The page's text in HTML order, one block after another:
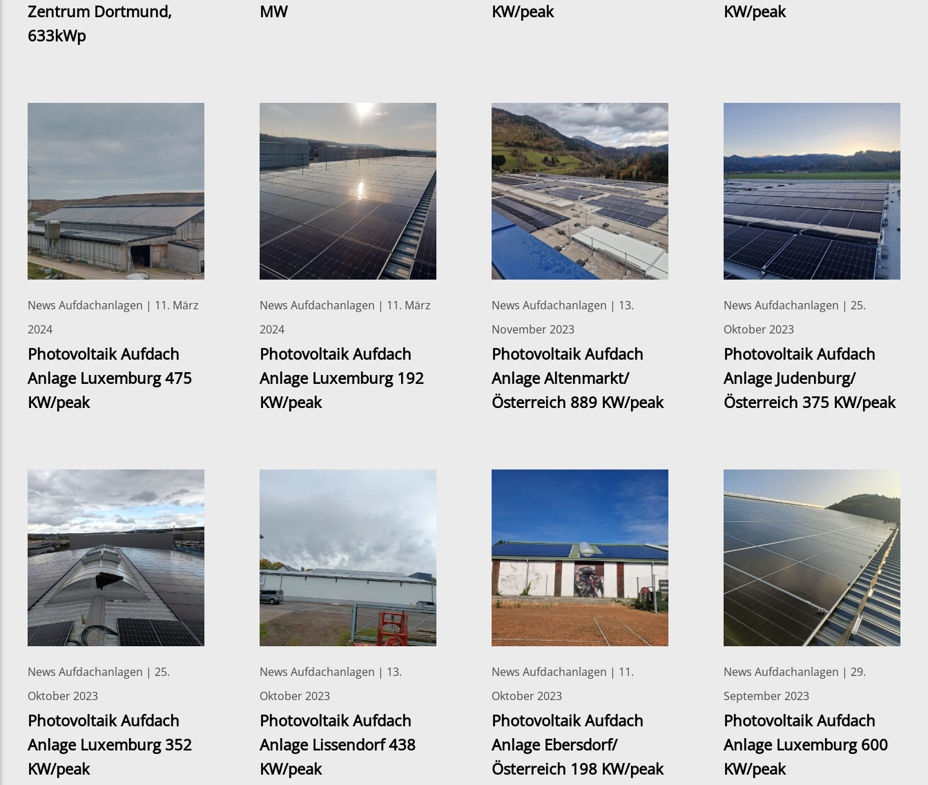
Zentrum Dortmund,
633kWp
MW
KW/peak
KW/peak
News Aufdachanlagen | 11. März
2024
Photovoltaik Aufdach
Anlage Luxemburg 475
KW/peak
News Aufdachanlagen | 11. März
2024
Photovoltaik Aufdach
Anlage Luxemburg 192
KW/peak
News Aufdachanlagen | 13.
November 2023
Photovoltaik Aufdach
Anlage Altenmarkt/
Österreich 889 KW/peak
News Aufdachanlagen | 25.
Oktober 2023
Photovoltaik Aufdach
Anlage Judenburg/
Österreich 375 KW/peak
News Aufdachanlagen | 25.
Oktober 2023
Photovoltaik Aufdach
Anlage Luxemburg 352
KW/peak
News Aufdachanlagen | 13.
Oktober 2023
Photovoltaik Aufdach
Anlage Lissendorf 438
KW/peak
News Aufdachanlagen | 11.
Oktober 2023
Photovoltaik Aufdach
Anlage Ebersdorf/
Österreich 198 KW/peak
News Aufdachanlagen | 29.
September 2023
Photovoltaik Aufdach
Anlage Luxemburg 600
KW/peak